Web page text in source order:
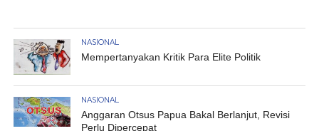
NASIONAL
Mempertanyakan Kritik Para Elite Politik
NASIONAL
Anggaran Otsus Papua Bakal Berlanjut, Revisi
Perlu Dipercepat